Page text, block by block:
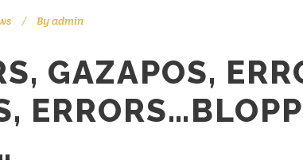
Byadmin
GAZAPOS,
ERRORS…